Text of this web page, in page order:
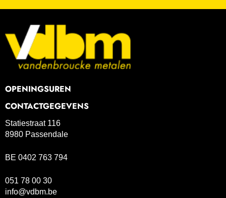
OPENINGSUREN
CONTACTGEGEVENS
Statiestraat 116
8980 Passendale
BE 0402 763 794
051 78 00 30
info@vdbm.be